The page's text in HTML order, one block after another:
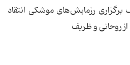
رزمایش‌های موشکی انتقاد
روحانی و ظریف